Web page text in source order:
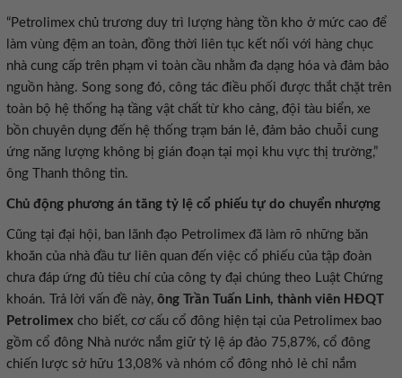
“Petrolimex chủ trương duy trì lượng hàng tồn kho ở mức cao để
làm vùng đệm an toàn, đồng thời liên tục kết nối với hàng chục
nhà cung cấp trên phạm vi toàn cầu nhằm đa dạng hóa và đảm bảo
nguồn hàng. Song song đó, công tác điều phối được thắt chặt trên
toàn bộ hệ thống hạ tầng vật chất từ kho cảng, đội tàu biển, xe
bồn chuyên dụng đến hệ thống trạm bán lẻ, đảm bảo chuỗi cung
ứng năng lượng không bị gián đoạn tại mọi khu vực thị trường,”
ông Thanh thông tin.
Chủ động phương án tăng tỷ lệ cổ phiếu tự do chuyển nhượng
Cũng tại đại hội, ban lãnh đạo Petrolimex đã làm rõ những băn
khoăn của nhà đầu tư liên quan đến việc cổ phiếu của tập đoàn
chưa đáp ứng đủ tiêu chí của công ty đại chúng theo Luật Chứng
khoán. Trả lời vấn đề này, ông Trần Tuấn Linh, thành viên HĐQT
Petrolimex cho biết, cơ cấu cổ đông hiện tại của Petrolimex bao
gồm cổ đông Nhà nước nắm giữ tỷ lệ áp đảo 75,87%, cổ đông
chiến lược sở hữu 13,08% và nhóm cổ đông nhỏ lẻ chỉ nắm